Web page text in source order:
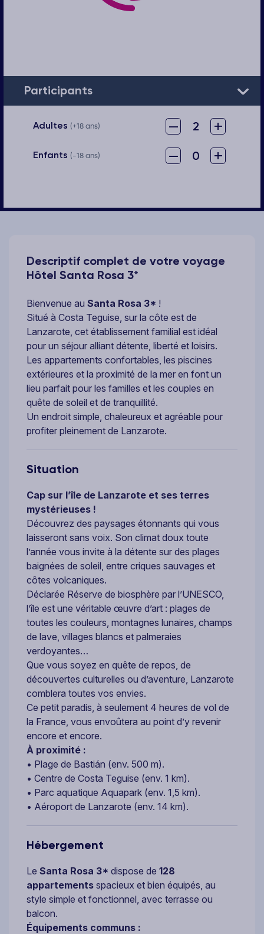
Participants
Adultes (+18 ans) – 2 +
Enfants (-18 ans) – 0 +
Descriptif complet de votre voyage
Hôtel Santa Rosa 3*
Bienvenue au Santa Rosa 3* !
Situé à Costa Teguise, sur la côte est de
Lanzarote, cet établissement familial est idéal
pour un séjour alliant détente, liberté et loisirs.
Les appartements confortables, les piscines
extérieures et la proximité de la mer en font un
lieu parfait pour les familles et les couples en
quête de soleil et de tranquillité.
Un endroit simple, chaleureux et agréable pour
profiter pleinement de Lanzarote.
Situation
Cap sur l’île de Lanzarote et ses terres
mystérieuses !
Découvrez des paysages étonnants qui vous
laisseront sans voix. Son climat doux toute
l’année vous invite à la détente sur des plages
baignées de soleil, entre criques sauvages et
côtes volcaniques.
Déclarée Réserve de biosphère par l’UNESCO,
l’île est une véritable œuvre d’art : plages de
toutes les couleurs, montagnes lunaires, champs
de lave, villages blancs et palmeraies
verdoyantes…
Que vous soyez en quête de repos, de
découvertes culturelles ou d’aventure, Lanzarote
comblera toutes vos envies.
Ce petit paradis, à seulement 4 heures de vol de
la France, vous envoûtera au point d’y revenir
encore et encore.
À proximité :
• Plage de Bastián (env. 500 m).
• Centre de Costa Teguise (env. 1 km).
• Parc aquatique Aquapark (env. 1,5 km).
• Aéroport de Lanzarote (env. 14 km).
Hébergement
Le Santa Rosa 3* dispose de 128
appartements spacieux et bien équipés, au
style simple et fonctionnel, avec terrasse ou
balcon.
Équipements communs :